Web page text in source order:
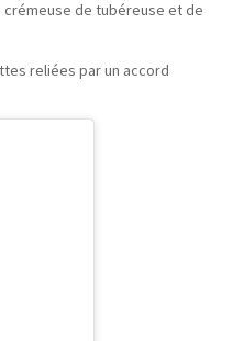
de tubéreuse et de
reliées par un accord